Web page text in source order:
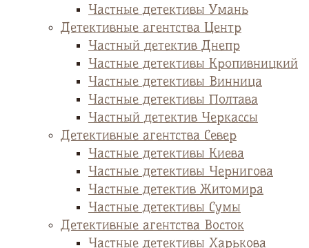
Частные детективы Умань
Детективные агентства Центр
Частный детектив Днепр
Частные детективы Кропивницкий
Частные детективы Винница
Частные детективы Полтава
Частный детектив Черкассы
Детективные агентства Север
Частные детективы Киева
Частные детективы Чернигова
Частные детектив Житомира
Частные детективы Сумы
Детективные агентства Восток
Частные детективы Харькова